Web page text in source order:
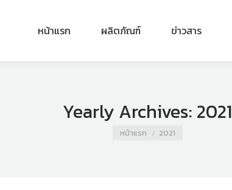
หน้าแรก ผลิตภัณฑ์ ข่าวสาร
Yearly Archives: 2021
You are here:
หน้าแรก 2021